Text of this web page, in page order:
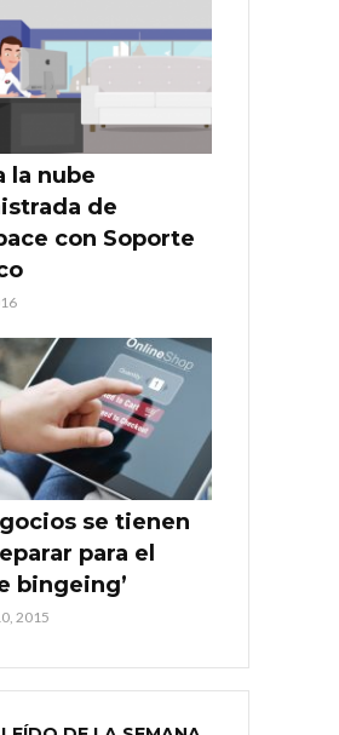
la nube
de
con Soporte
se tienen
para el
bingeing’
2015